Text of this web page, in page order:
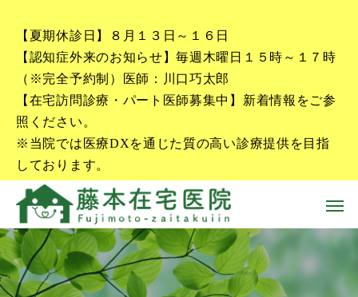
【夏期休診日】８月１３日～１６日
【認知症外来のお知らせ】毎週木曜日１５時～１７時
（※完全予約制）医師：川口巧太郎
【在宅訪問診療・パート医師募集中】新着情報をご参
照ください。
※当院では医療DXを通じた質の高い診療提供を目指
しております。